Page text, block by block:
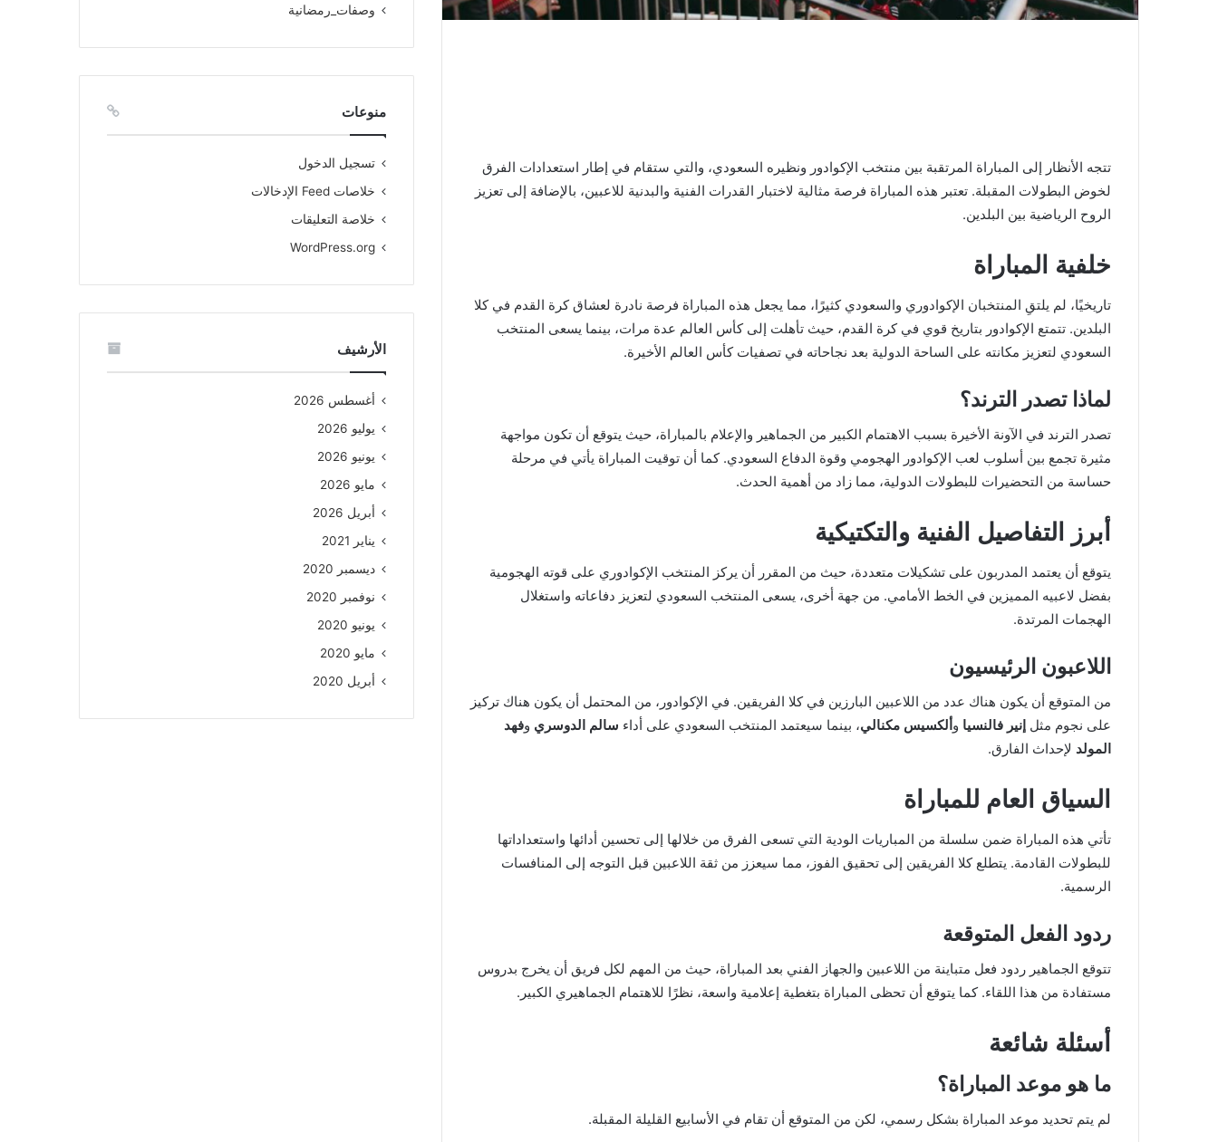
تتجه الأنظار إلى المباراة المرتقبة بين منتخب الإكوادور ونظيره السعودي، والتي ستقام في إطار استعدادات الفرق
لخوض البطولات المقبلة. تعتبر هذه المباراة فرصة مثالية لاختبار القدرات الفنية والبدنية للاعبين، بالإضافة إلى تعزيز
الروح الرياضية بين البلدين.
خلفية المباراة
تاريخيًا، لم يلتقِ المنتخبان الإكوادوري والسعودي كثيرًا، مما يجعل هذه المباراة فرصة نادرة لعشاق كرة القدم في كلا
البلدين. تتمتع الإكوادور بتاريخ قوي في كرة القدم، حيث تأهلت إلى كأس العالم عدة مرات، بينما يسعى المنتخب
السعودي لتعزيز مكانته على الساحة الدولية بعد نجاحاته في تصفيات كأس العالم الأخيرة.
لماذا تصدر الترند؟
تصدر الترند في الآونة الأخيرة بسبب الاهتمام الكبير من الجماهير والإعلام بالمباراة، حيث يتوقع أن تكون مواجهة
مثيرة تجمع بين أسلوب لعب الإكوادور الهجومي وقوة الدفاع السعودي. كما أن توقيت المباراة يأتي في مرحلة
حساسة من التحضيرات للبطولات الدولية، مما زاد من أهمية الحدث.
أبرز التفاصيل الفنية والتكتيكية
يتوقع أن يعتمد المدربون على تشكيلات متعددة، حيث من المقرر أن يركز المنتخب الإكوادوري على قوته الهجومية
بفضل لاعبيه المميزين في الخط الأمامي. من جهة أخرى، يسعى المنتخب السعودي لتعزيز دفاعاته واستغلال
الهجمات المرتدة.
اللاعبون الرئيسيون
من المتوقع أن يكون هناك عدد من اللاعبين البارزين في كلا الفريقين. في الإكوادور، من المحتمل أن يكون هناك تركيز
على نجوم مثل إنير فالنسيا وألكسيس مكنالي، بينما سيعتمد المنتخب السعودي على أداء سالم الدوسري وفهد
المولد لإحداث الفارق.
السياق العام للمباراة
تأتي هذه المباراة ضمن سلسلة من المباريات الودية التي تسعى الفرق من خلالها إلى تحسين أدائها واستعداداتها
للبطولات القادمة. يتطلع كلا الفريقين إلى تحقيق الفوز، مما سيعزز من ثقة اللاعبين قبل التوجه إلى المنافسات
الرسمية.
ردود الفعل المتوقعة
تتوقع الجماهير ردود فعل متباينة من اللاعبين والجهاز الفني بعد المباراة، حيث من المهم لكل فريق أن يخرج بدروس
مستفادة من هذا اللقاء. كما يتوقع أن تحظى المباراة بتغطية إعلامية واسعة، نظرًا للاهتمام الجماهيري الكبير.
أسئلة شائعة
ما هو موعد المباراة؟
لم يتم تحديد موعد المباراة بشكل رسمي، لكن من المتوقع أن تقام في الأسابيع القليلة المقبلة.
وصفات_رمضانية
منوعات
تسجيل الدخول
خلاصات Feed الإدخالات
خلاصة التعليقات
WordPress.org
الأرشيف
أغسطس 2026
يوليو 2026
يونيو 2026
مايو 2026
أبريل 2026
يناير 2021
ديسمبر 2020
نوفمبر 2020
يونيو 2020
مايو 2020
أبريل 2020